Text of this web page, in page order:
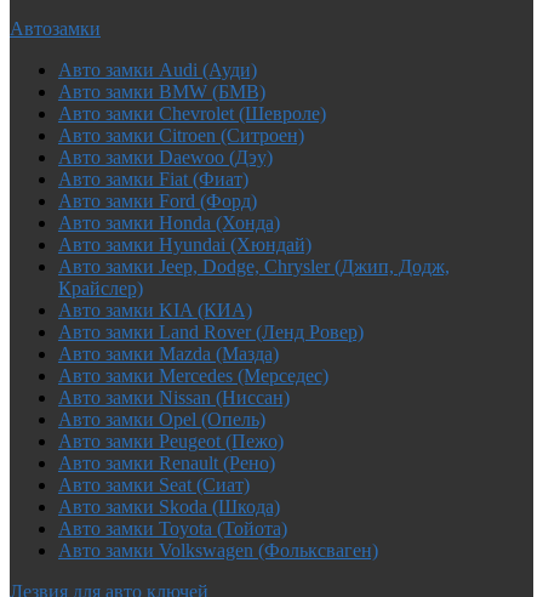
Автозамки
Авто замки Audi (Ауди)
Авто замки BMW (БМВ)
Авто замки Chevrolet (Шевроле)
Авто замки Citroen (Ситроен)
Авто замки Daewoo (Дэу)
Авто замки Fiat (Фиат)
Авто замки Ford (Форд)
Авто замки Honda (Хонда)
Авто замки Hyundai (Хюндай)
Авто замки Jeep, Dodge, Chrysler (Джип, Додж,
Крайслер)
Авто замки KIA (КИА)
Авто замки Land Rover (Ленд Ровер)
Авто замки Mazda (Мазда)
Авто замки Mercedes (Мерседес)
Авто замки Nissan (Ниссан)
Авто замки Opel (Опель)
Авто замки Peugeot (Пежо)
Авто замки Renault (Рено)
Авто замки Seat (Сиат)
Авто замки Skoda (Шкода)
Авто замки Toyota (Тойота)
Авто замки Volkswagen (Фольксваген)
Лезвия для авто ключей